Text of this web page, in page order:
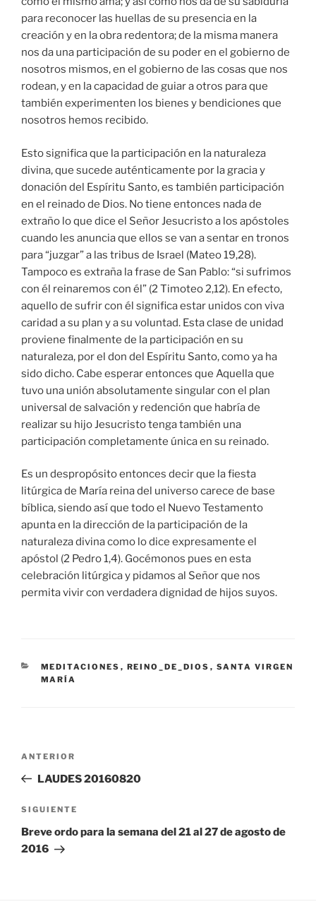
para reconocer las huellas de su presencia en la
creación y en la obra redentora; de la misma manera
nos da una participación de su poder en el gobierno de
nosotros mismos, en el gobierno de las cosas que nos
rodean, y en la capacidad de guiar a otros para que
también experimenten los bienes y bendiciones que
nosotros hemos recibido.
Esto significa que la participación en la naturaleza
divina, que sucede auténticamente por la gracia y
donación del Espíritu Santo, es también participación
en el reinado de Dios. No tiene entonces nada de
extraño lo que dice el Señor Jesucristo a los apóstoles
cuando les anuncia que ellos se van a sentar en tronos
para “juzgar” a las tribus de Israel (Mateo 19,28).
Tampoco es extraña la frase de San Pablo: “si sufrimos
con él reinaremos con él” (2 Timoteo 2,12). En efecto,
aquello de sufrir con él significa estar unidos con viva
caridad a su plan y a su voluntad. Esta clase de unidad
proviene finalmente de la participación en su
naturaleza, por el don del Espíritu Santo, como ya ha
sido dicho. Cabe esperar entonces que Aquella que
tuvo una unión absolutamente singular con el plan
universal de salvación y redención que habría de
realizar su hijo Jesucristo tenga también una
participación completamente única en su reinado.
Es un despropósito entonces decir que la fiesta
litúrgica de María reina del universo carece de base
bíblica, siendo así que todo el Nuevo Testamento
apunta en la dirección de la participación de la
naturaleza divina como lo dice expresamente el
apóstol (2 Pedro 1,4). Gocémonos pues en esta
celebración litúrgica y pidamos al Señor que nos
permita vivir con verdadera dignidad de hijos suyos.
CATEGORÍAS
MEDITACIONES , REINO_DE_DIOS , SANTA VIRGEN
MARÍA
entradas
Entrada
anterior:
ANTERIOR
LAUDES 20160820
Siguiente
entrada
SIGUIENTE
Breve ordo para la semana del 21 al 27 de agosto de
2016